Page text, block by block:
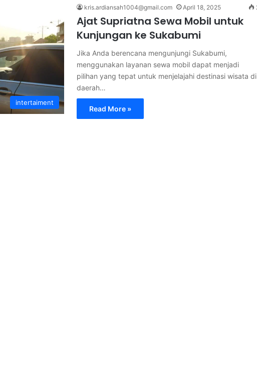
intertaiment
kris.ardiansah1004@gmail.com April 18, 2025
Ajat Supriatna Sewa Mobil untuk
Kunjungan ke Sukabumi
Jika Anda berencana mengunjungi Sukabumi,
menggunakan layanan sewa mobil dapat menjadi
pilihan yang tepat untuk menjelajahi destinasi wisata di
daerah…
Read More »